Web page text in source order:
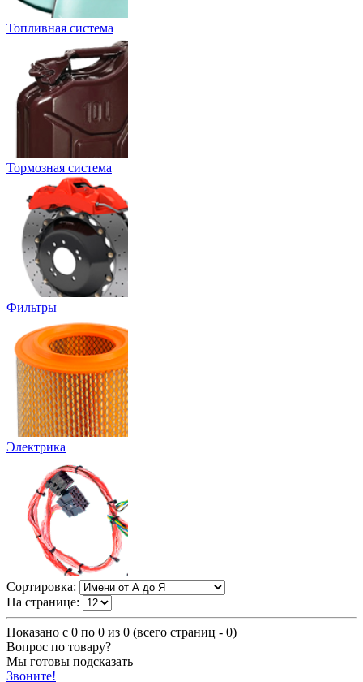
Топливная система
Тормозная система
Фильтры
Электрика
Сортировка:
На странице:
Показано с 0 по 0 из 0 (всего страниц - 0)
Вопрос по товару?
Мы готовы подсказать
Звоните!